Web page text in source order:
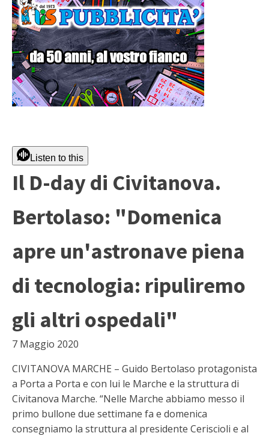
Listen to this
Il D-day di Civitanova.
Bertolaso: "Domenica
apre un'astronave piena
di tecnologia: ripuliremo
gli altri ospedali"
7 Maggio 2020
CIVITANOVA MARCHE – Guido Bertolaso protagonista
a Porta a Porta e con lui le Marche e la struttura di
Civitanova Marche. “Nelle Marche abbiamo messo il
primo bullone due settimane fa e domenica
consegniamo la struttura al presidente Ceriscioli e al